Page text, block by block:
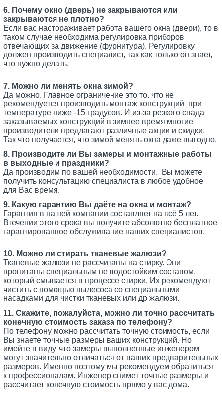
6. Почему окно (дверь) не закрываются или
закрываются не плотно?
Если вас настораживает работа вашего окна (двери), то в
таком случае необходима регулировка приборов
отвечающих за движение (фурнитура). Регулировку
должен производить специалист, так как только он знает,
что нужно делать.
7. Можно ли менять окна зимой?
Да можно. Главное ограничение это то, что не
рекомендуется производить монтаж конструкций при
температуре ниже -15 градусов. И из-за резкого спада
заказываемых конструкций в зимнее время многие
производители предлагают различные акции и скидки.
Так что получается, что зимой менять окна даже выгодно.
8. Производите ли Вы замеры и монтажные работы
в выходные и праздники?
Да производим по вашей необходимости. Вы можете
получить консультацию специалиста в любое удобное
для Вас время.
9. Какую гарантию Вы даёте на окна и монтаж?
Гарантия в нашей компании составляет на всё 5 лет.
Втечении этого срока вы получите абсолютно бесплатное
гарантированное обслуживание наших специалистов.
10. Можно ли стирать тканевые жалюзи?
Тканевые жалюзи не рассчитаны на стирку. Они
пропитаны специальным не водостойким составом,
который смывается в процессе стирки. Их рекомендуют
чистить с помощью пылесоса со специальными
насадками для чистки тканевых или др жалюзи.
11. Скажите, пожалуйста, можно ли точно рассчитать
конечную стоимость заказа по телефону?
По телефону можно рассчитать точную стоимость, если
Вы знаете точные размеры ваших конструкций. Но
имейте в виду, что замеры выполненные инженером
могут значительно отличаться от ваших предварительных
размеров. Именно поэтому мы рекомендуем обратиться
к профессионалам. Инженер снимет точные размеры и
рассчитает конечную стоимость прямо у вас дома.